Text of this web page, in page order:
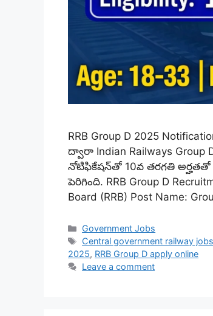
RRB Group D 2025
ద్వారా Indian Railways Group
నోటిఫికేషన్‌తో 10వ తరగతి అర్హతతో
పెరిగింది. RRB Group D
Board (RRB) Post Name:
Categories
Government Jobs
Tags
Central government railway jobs
2025, RRB Group D apply online
Leave a comment